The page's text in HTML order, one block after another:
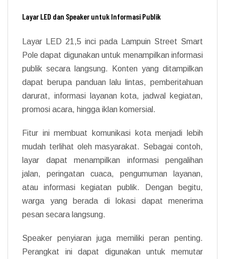
Layar LED dan Speaker untuk Informasi Publik
Layar LED 21,5 inci pada Lampuin Street Smart
Pole dapat digunakan untuk menampilkan informasi
publik secara langsung. Konten yang ditampilkan
dapat berupa panduan lalu lintas, pemberitahuan
darurat, informasi layanan kota, jadwal kegiatan,
promosi acara, hingga iklan komersial.
Fitur ini membuat komunikasi kota menjadi lebih
mudah terlihat oleh masyarakat. Sebagai contoh,
layar dapat menampilkan informasi pengalihan
jalan, peringatan cuaca, pengumuman layanan,
atau informasi kegiatan publik. Dengan begitu,
warga yang berada di lokasi dapat menerima
pesan secara langsung.
Speaker penyiaran juga memiliki peran penting.
Perangkat ini dapat digunakan untuk memutar